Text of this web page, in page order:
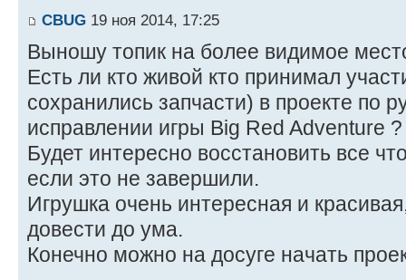
CBUG 19 ноя 2014, 17:25
Выношу топик на более видимое
Есть ли кто живой кто принимал
сохранились запчасти) в проекте по
исправлении игры Big Red Adventure ?
Будет интересно восстановить все
если это не завершили.
Игрушка очень интересная и
довести до ума.
Конечно можно на досуге начать